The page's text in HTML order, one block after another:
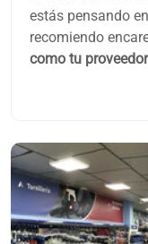
estás pensando
recomiendo
como tu